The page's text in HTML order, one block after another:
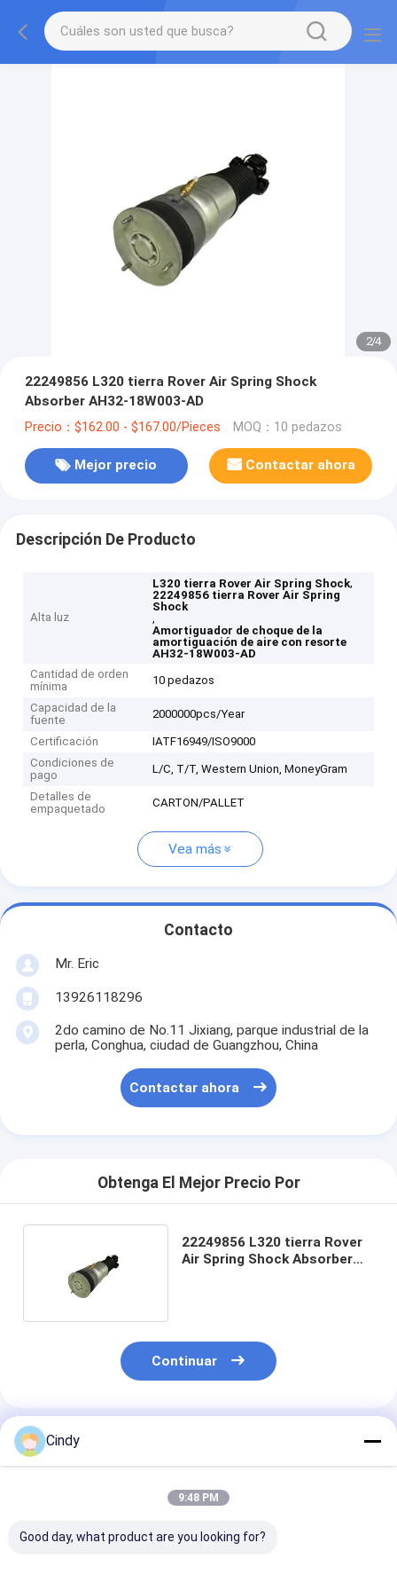
2/4
22249856 L320 tierra Rover Air Spring Shock
Absorber AH32-18W003-AD
Precio：$162.00 - $167.00/Pieces MOQ：10 pedazos
Mejor precio Contactar ahora
Descripción De Producto
Alta luz
L320 tierra Rover Air Spring Shock,
22249856 tierra Rover Air Spring
Shock
,
Amortiguador de choque de la
amortiguación de aire con resorte
AH32-18W003-AD
Cantidad de orden
mínima
10 pedazos
Capacidad de la
fuente
2000000pcs/Year
Certificación
IATF16949/ISO9000
Condiciones de
pago
L/C, T/T, Western Union, MoneyGram
Detalles de
empaquetado
CARTON/PALLET
Vea más
Contacto
Mr. Eric
13926118296
2do camino de No.11 Jixiang, parque industrial de la
perla, Conghua, ciudad de Guangzhou, China
Contactar ahora
Obtenga El Mejor Precio Por
22249856 L320 tierra Rover
Air Spring Shock Absorber
Continuar
Productos Recomendados
Cindy
9:48 PM
Good day, what product are you looking for?